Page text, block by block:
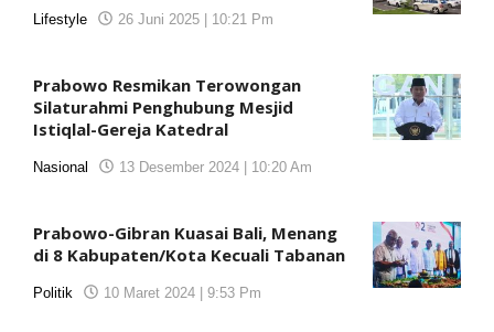
Lifestyle 26 Juni 2025 | 10:21 Pm
Prabowo Resmikan Terowongan
Silaturahmi Penghubung Mesjid
Istiqlal-Gereja Katedral
Nasional 13 Desember 2024 | 10:20 Am
Prabowo-Gibran Kuasai Bali, Menang
di 8 Kabupaten/Kota Kecuali Tabanan
Politik 10 Maret 2024 | 9:53 Pm